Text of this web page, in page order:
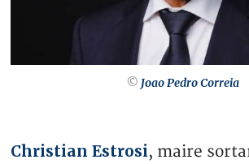
© Joao Pedro Correia
Christian Estrosi, maire